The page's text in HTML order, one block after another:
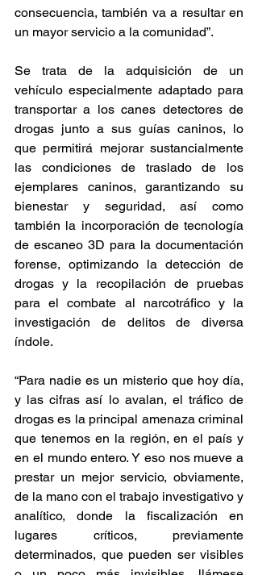
consecuencia, también va a resultar en
un mayor servicio a la comunidad”.
Se trata de la adquisición de un
vehículo especialmente adaptado para
transportar a los canes detectores de
drogas junto a sus guías caninos, lo
que permitirá mejorar sustancialmente
las condiciones de traslado de los
ejemplares caninos, garantizando su
bienestar y seguridad, así como
también la incorporación de tecnología
de escaneo 3D para la documentación
forense, optimizando la detección de
drogas y la recopilación de pruebas
para el combate al narcotráfico y la
investigación de delitos de diversa
índole.
“Para nadie es un misterio que hoy día,
y las cifras así lo avalan, el tráfico de
drogas es la principal amenaza criminal
que tenemos en la región, en el país y
en el mundo entero. Y eso nos mueve a
prestar un mejor servicio, obviamente,
de la mano con el trabajo investigativo y
analítico, donde la fiscalización en
lugares críticos, previamente
determinados, que pueden ser visibles